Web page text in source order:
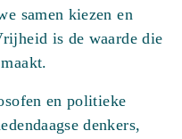
samen kiezen en
is de waarde die
en politieke
denkers,